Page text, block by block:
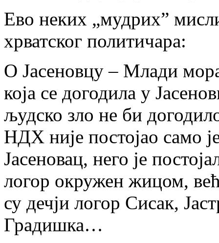
Ево неких „мудрих”
хрватског политичара:
О Јасеновцу – Млади
која се догодила у
људско зло не би
НДХ није постојао само
Јасеновац, него је
логор окружен жицом,
су дечји логор Сисак,
Градишка…